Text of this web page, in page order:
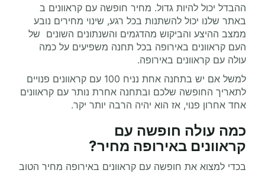
ההבדל יכול להיות גדול. מחיר חופשה עם קראוונים ב
באתר שלנו יכול להשתנות בכל רגע, שינוי מחירים נובע
ממצב ההיצע והביקוש מהדגמים והשנתונים השונים של
העם קראוונים באירופה בכל תחנה משפיעים על כמה
עולה עם קראוונים באירופה.
למשל אם יש בתחנה אחת נניח 100 עם קראוונים פנויים
לתאריך החופשה שלכם ובתחנה אחרת נותר עם קראוונים
אחד אחרון פנוי, אז הוא יהיה הרבה יותר יקר.
כמה עולה חופשה עם
קראוונים באירופה מחיר?
בכדי למצוא את חופשה עם קראוונים באירופה מחיר הטוב